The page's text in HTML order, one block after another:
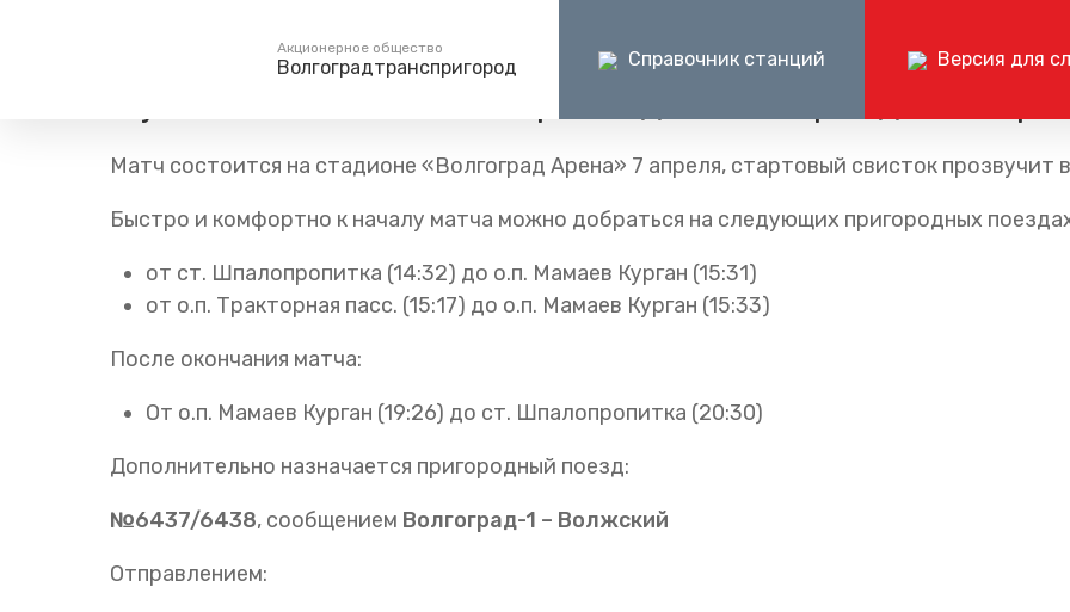
Акционерное общество
Волгоградтранспригород Справочник станций Версия для
Пассажирам
Режим работы билетных
Тарифы и льготы
Способы оплаты проезда
пригородных поездов
Правила проезда
Для маломобильных
пассажиров
Туризм
Групповые маршруты
Пресс-центр
Частые вопросы
Годовые
Единый номер вызова экстренных служб Центр поддержки клиентов ОАО «РЖД»
+7 (800) 775-00-00
круглосуточно, без выходных по
Пресс-центр Блог компании Изменения в расписании
Матч состоится на стадионе «Волгоград Арена» 7 апреля, стартовый свисток прозвучит
Быстро и комфортно к началу матча можно добраться на следующих пригородных
от ст. Шпалопропитка (14:32) до о.п. Мамаев Курган (15:31)
от о.п. Тракторная пасс. (15:17) до о.п. Мамаев Курган (15:33)
После окончания матча:
От о.п. Мамаев Курган (19:26) до ст. Шпалопропитка (20:30)
Дополнительно назначается пригородный поезд:
№6437/6438, сообщением Волгоград-1 – Волжский
Отправлением: